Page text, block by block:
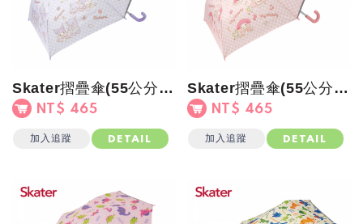
Skater摺疊傘(55公分)酷洛米
NT$ 465
加入追蹤 DETAIL
Skater摺疊傘(55公分)美樂蒂
NT$ 465
加入追蹤 DETAIL